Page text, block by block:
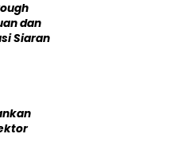
dan
Siaran